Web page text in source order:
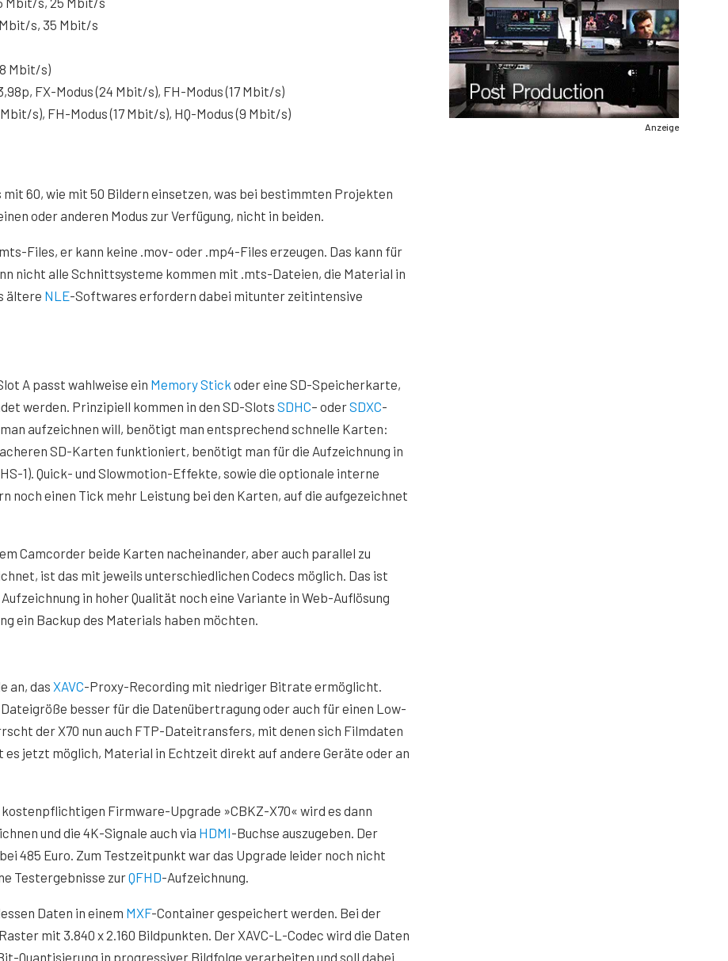
Mbit/s, 35 Mbit/s
Mbit/s)
FX-Modus (24 Mbit/s), FH-Modus (17 Mbit/s)
s), FH-Modus (17 Mbit/s), HQ-Modus (9 Mbit/s)
60, wie mit 50 Bildern einsetzen, was bei bestimmten Projekten
oder anderen Modus zur Verfügung, nicht in beiden.
Files, er kann keine .mov- oder .mp4-Files erzeugen. Das kann für
nicht alle Schnittsysteme kommen mit .mts-Dateien, die Material in
ältere NLE-Softwares erfordern dabei mitunter zeitintensive
A passt wahlweise ein Memory Stick oder eine SD-Speicherkarte,
werden. Prinzipiell kommen in den SD-Slots SDHC– oderSDXC-
aufzeichnen will, benötigt man entsprechend schnelle Karten:
SD-Karten funktioniert, benötigt man für die Aufzeichnung in
1). Quick- und Slowmotion-Effekte, sowie die optionale interne
noch einen Tick mehr Leistung bei den Karten, auf die aufgezeichnet
Camcorder beide Karten nacheinander, aber auch parallel zu
ist das mit jeweils unterschiedlichen Codecs möglich. Das ist
in hoher Qualität noch eine Variante in Web-Auflösung
ein Backup des Materials haben möchten.
an, das XAVC-Proxy-Recording mit niedriger Bitrate ermöglicht.
besser für die Datenübertragung oder auch für einen Low-
der X70 nun auch FTP-Dateitransfers, mit denen sich Filmdaten
jetzt möglich, Material in Echtzeit direkt auf andere Geräte oder an
Firmware-Upgrade »CBKZ-X70« wird es dann
und die 4K-Signale auch via HDMI-Buchse auszugeben. Der
485 Euro. Zum Testzeitpunkt war das Upgrade leider noch nicht
Testergebnisse zurQFHD-Aufzeichnung.
Daten in einem MXF-Container gespeichert werden. Bei der
mit 3.840 x 2.160 Bildpunkten. Der XAVC-L-Codec wird die Daten
Quantisierung in progressiver Bildfolge verarbeiten und soll dabei
Anzeige